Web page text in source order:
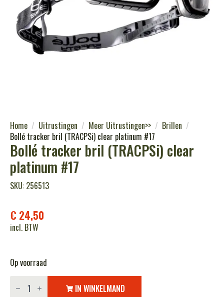
Home Uitrustingen Meer Uitrustingen>>
Brillen
Bollé tracker bril (TRACPSi) clear platinum #17
Bollé tracker bril (TRACPSi) clear
platinum #17
SKU: 256513
€ 24,50
incl. BTW
Op voorraad
Bollé
tracker IN WINKELMAND